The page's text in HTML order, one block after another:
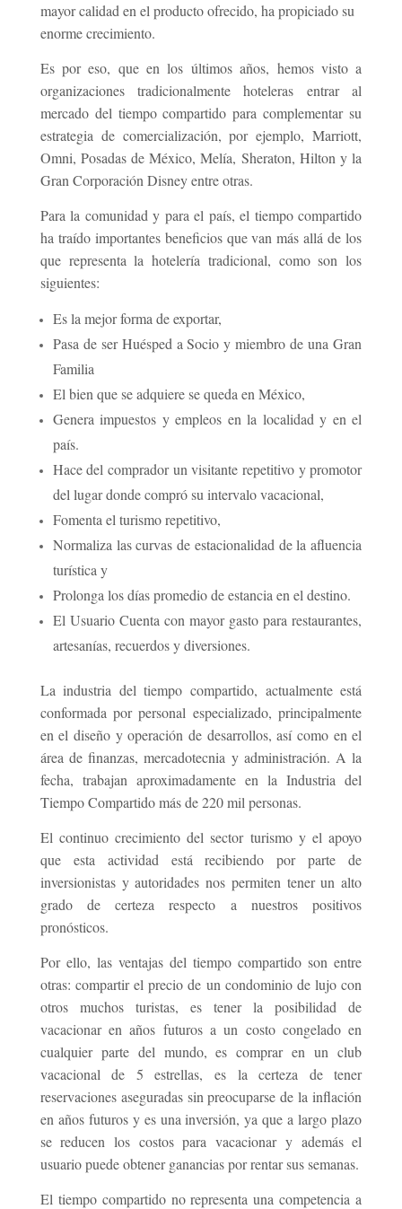
mayor calidad en el producto ofrecido, ha propiciado su
enorme crecimiento.
Es por eso, que en los últimos años, hemos visto a
organizaciones tradicionalmente hoteleras entrar al
mercado del tiempo compartido para complementar su
estrategia de comercialización, por ejemplo, Marriott,
Omni, Posadas de México, Melía, Sheraton, Hilton y la
Gran Corporación Disney entre otras.
Para la comunidad y para el país, el tiempo compartido
ha traído importantes beneficios que van más allá de los
que representa la hotelería tradicional, como son los
siguientes:
Es la mejor forma de exportar,
Pasa de ser Huésped a Socio y miembro de una Gran
Familia
El bien que se adquiere se queda en México,
Genera impuestos y empleos en la localidad y en el
país.
Hace del comprador un visitante repetitivo y promotor
del lugar donde compró su intervalo vacacional,
Fomenta el turismo repetitivo,
Normaliza las curvas de estacionalidad de la afluencia
turística y
Prolonga los días promedio de estancia en el destino.
El Usuario Cuenta con mayor gasto para restaurantes,
artesanías, recuerdos y diversiones.
La industria del tiempo compartido, actualmente está
conformada por personal especializado, principalmente
en el diseño y operación de desarrollos, así como en el
área de finanzas, mercadotecnia y administración. A la
fecha, trabajan aproximadamente en la Industria del
Tiempo Compartido más de 220 mil personas.
El continuo crecimiento del sector turismo y el apoyo
que esta actividad está recibiendo por parte de
inversionistas y autoridades nos permiten tener un alto
grado de certeza respecto a nuestros positivos
pronósticos.
Por ello, las ventajas del tiempo compartido son entre
otras: compartir el precio de un condominio de lujo con
otros muchos turistas, es tener la posibilidad de
vacacionar en años futuros a un costo congelado en
cualquier parte del mundo, es comprar en un club
vacacional de 5 estrellas, es la certeza de tener
reservaciones aseguradas sin preocuparse de la inflación
en años futuros y es una inversión, ya que a largo plazo
se reducen los costos para vacacionar y además el
usuario puede obtener ganancias por rentar sus semanas.
El tiempo compartido no representa una competencia a